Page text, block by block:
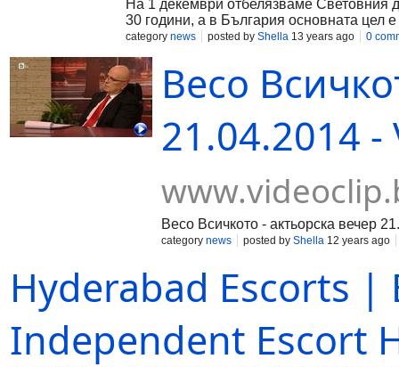
На 1 декември отбелязваме
30 години, а в България основната цел е
category news posted by Shella 13 years ago 0
Весо
21.04.2014
Весо Всичкото - актьорска вечер
category news posted by Shella 12 years ago
Hyderabad Escorts
Independent Escort